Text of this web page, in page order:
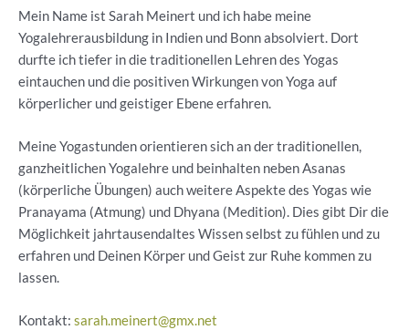
Mein Name ist Sarah Meinert und ich habe meine
Yogalehrerausbildung in Indien und Bonn absolviert. Dort
durfte ich tiefer in die traditionellen Lehren des Yogas
eintauchen und die positiven Wirkungen von Yoga auf
körperlicher und geistiger Ebene erfahren.
Meine Yogastunden orientieren sich an der traditionellen,
ganzheitlichen Yogalehre und beinhalten neben Asanas
(körperliche Übungen) auch weitere Aspekte des Yogas wie
Pranayama (Atmung) und Dhyana (Medition). Dies gibt Dir die
Möglichkeit jahrtausendaltes Wissen selbst zu fühlen und zu
erfahren und Deinen Körper und Geist zur Ruhe kommen zu
lassen.
Kontakt: sarah.meinert@gmx.net